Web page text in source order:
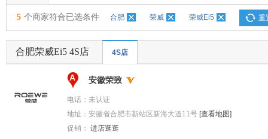
5 个商家符合已选条件 合肥 荣威 荣威Ei5 重
合肥荣威Ei5 4S店 4S店
A 安徽荣致
电话： 未认证
地址： 安徽省合肥市新站区新海大道11号 [查看地图]
促销： 进店逛逛